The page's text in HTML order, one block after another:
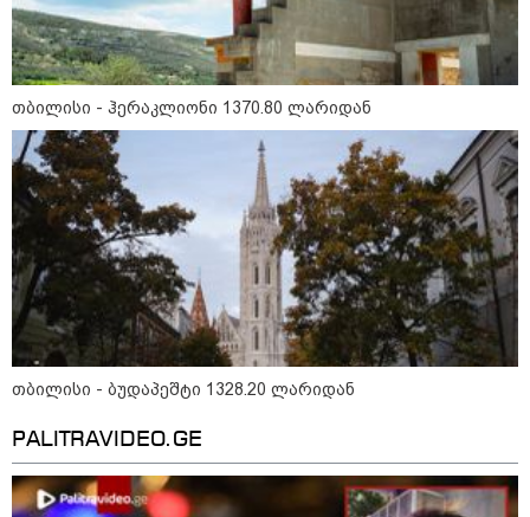
"ჩემი აზრით, ენამ გაუსწრო
აზრს და არ არის ეს კარგი,
თუმცა თუ რაიმეში არ მეპარება
ეჭვი, გიორგი ბარამიძის
პატრიოტიზმია" - ნიკა გვარამია
13:42 / 07-08-2026
"საქართველო მშვიდი ქვეყანაა,
სტუმართმოყვარე ხალხი ვართ
და ყველას შეუძლია ჩამოვიდეს,
არავინ შეზღუდული არაა" - კახა
კალაძე
13:27 / 07-08-2026
"სტუმართმოყვარე ხალხი ვართ
- რუსს, ყაზახს, უკრაინელს,
შვეიცარიელს, იტალიელს,
კალაძე
კატეგორიის ყველა სიახლე
თბილისი - ჰერაკლიონი 1370.80 ლარიდან
თბილისი - ბუდაპეშტი 1328.20 ლარიდან
PALITRAVIDEO.GE